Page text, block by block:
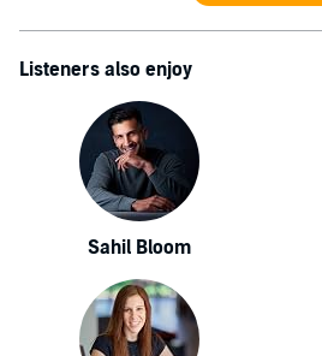
Listeners also enjoy
Sahil Bloom